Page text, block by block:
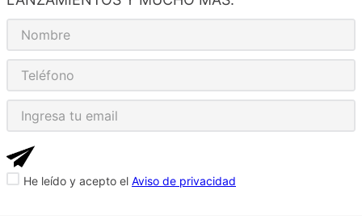
He leído y acepto el Aviso de privacidad